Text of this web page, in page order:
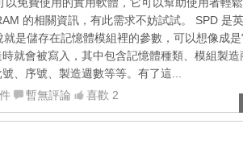
的相關資訊，有此需求不妨試試。 SPD 是
是儲存在記憶體模組裡的參數，可以想像成
就會被寫入，其中包含記憶體種類、模組製造
、序號、製造週數等等。有了這...
暫無評論 喜歡 2